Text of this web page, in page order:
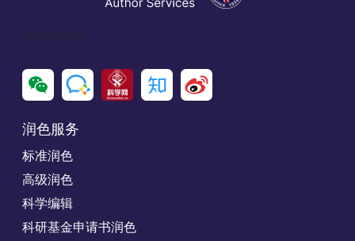
Social Icon
润色服务
标准润色
高级润色
科学编辑
科研基金申请书润色